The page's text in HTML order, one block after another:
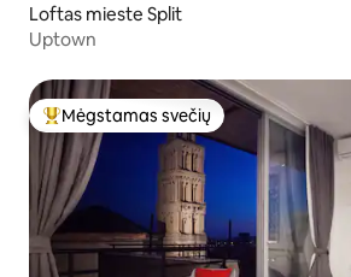
Loftas mieste Split
Uptown
Svečių mėgstamiausias
Mėgstamas svečių